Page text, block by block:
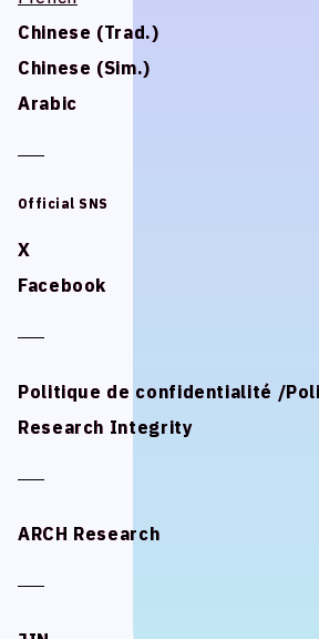
Chinese (Trad.)
Chinese (Sim.)
Arabic
Official SNS
X
Facebook
Politique de confidentialité /
Research Integrity
ARCH Research
Chinese (Trad.)
Chinese (Sim.)
Arabic
Official SNS
X
Facebook
Politique de confidentialité /
Research Integrity
ARCH Research